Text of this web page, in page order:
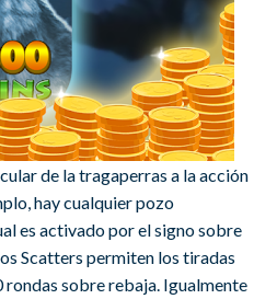
de la tragaperras a la acción
hay cualquier pozo
es activado por el signo sobre
Scatters permiten los tiradas
rondas sobre rebaja. Igualmente